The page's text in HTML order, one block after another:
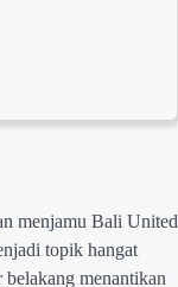
menjamu Bali United
topik hangat
belakang menantikan